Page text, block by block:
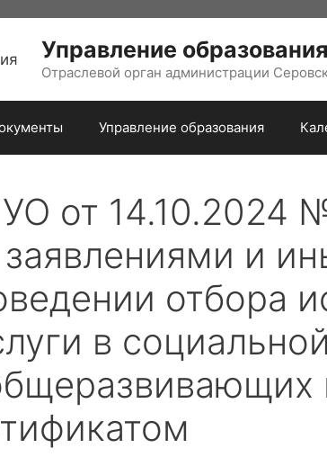
Управление образования
Отраслевой орган администрации
Управление образования
от 14.10.2024
и
отбора
в